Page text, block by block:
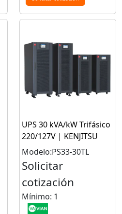
UPS 30 kVA/kW Trifásico
220/127V | KENJITSU
Modelo:PS33-30TL
Solicitar
cotización
Mínimo: 1